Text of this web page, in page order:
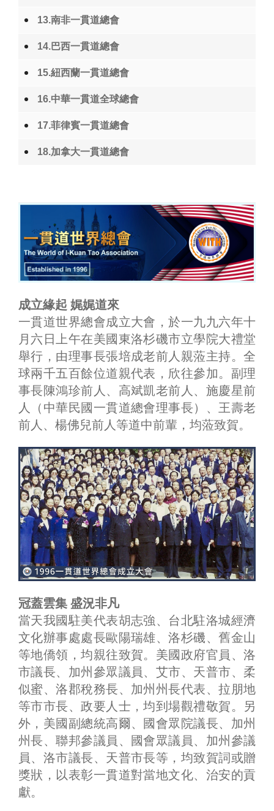
13.南非一貫道總會
14.巴西一貫道總會
15.紐西蘭一貫道總會
16.中華一貫道全球總會
17.菲律賓一貫道總會
18.加拿大一貫道總會
成立緣起 娓娓道來
一貫道世界總會成立大會，於一九九六年十
月六日上午在美國東洛杉磯市立學院大禮堂
舉行，由理事長張培成老前人親蒞主持。全
球兩千五百餘位道親代表，欣往參加。副理
事長陳鴻珍前人、高斌凱老前人、施慶星前
人（中華民國一貫道總會理事長）、王壽老
前人、楊佛兒前人等道中前輩，均蒞致賀。
冠蓋雲集 盛況非凡
當天我國駐美代表胡志強、台北駐洛城經濟
文化辦事處處長歐陽瑞雄、洛杉磯、舊金山
等地僑領，均親往致賀。美國政府官員、洛
市議長、加州參眾議員、艾市、天普市、柔
似蜜、洛郡稅務長、加州州長代表、拉朋地
等市市長、政要人士，均到場觀禮敬賀。另
外，美國副總統高爾、國會眾院議長、加州
州長、聯邦參議員、國會眾議員、加州參議
員、洛市議長、天普市長等，均致賀詞或贈
獎狀，以表彰一貫道對當地文化、治安的貢
獻。